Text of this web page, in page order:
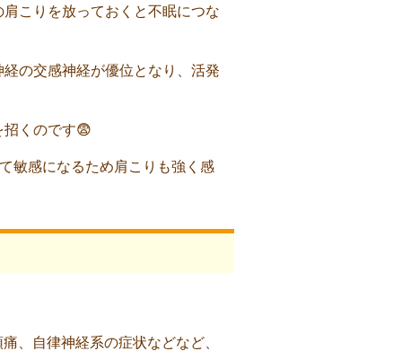
こりを放っておくと不眠につな
の交感神経が優位となり、活発
招くのです😨
敏感になるため肩こりも強く感
、自律神経系の症状などなど、